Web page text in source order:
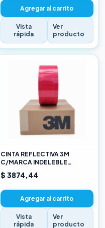
Agregar al carrito
Vista
rápida
Ver
producto
CINTA REFLECTIVA 3M
C/MARCA INDELEBLE
TRASERA BLANCA Y ROJO X
METRO
$ 3874,44
Agregar al carrito
Vista
rápida
Ver
producto